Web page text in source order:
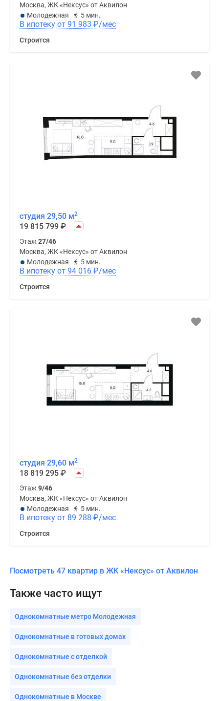
Москва, ЖК «Нексус» от Аквилон
Молодежная
5 мин.
В ипотеку от 91 983 ₽/мес
Строится
студия 29,50 м2
19 815 799 ₽
Этаж 27/46
Москва, ЖК «Нексус» от Аквилон
Молодежная
5 мин.
В ипотеку от 94 016 ₽/мес
Строится
студия 29,60 м2
18 819 295 ₽
Этаж 9/46
Москва, ЖК «Нексус» от Аквилон
Молодежная
5 мин.
В ипотеку от 89 288 ₽/мес
Строится
Посмотреть 47 квартир в ЖК «Нексус» от Аквилон
Также часто ищут
Однокомнатные метро Молодежная
Однокомнатные в готовых домах
Однокомнатные с отделкой
Однокомнатные без отделки
Однокомнатные в Москве